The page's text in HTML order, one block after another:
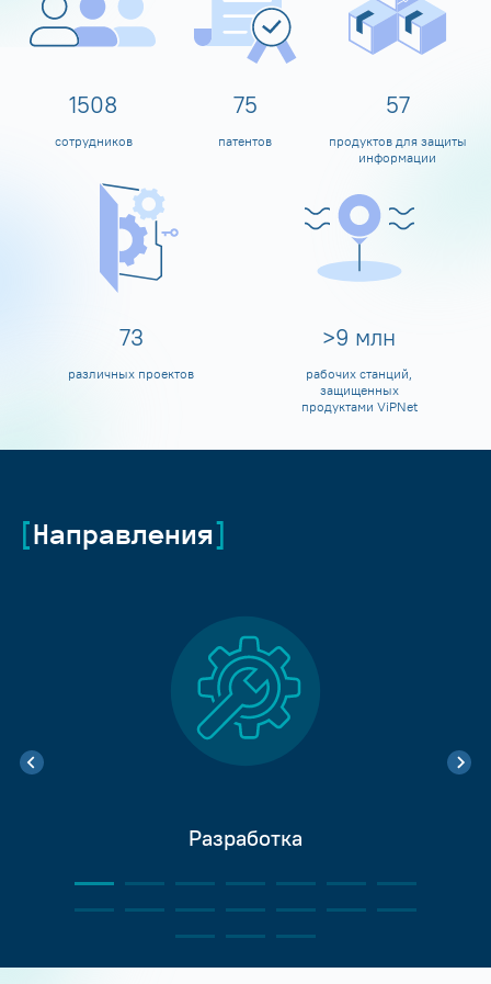
1600
сотрудников
80
патентов
60
продуктов для защиты
информации
80
различных проектов
>10 млн
рабочих станций,
защищенных
продуктами ViPNet
Направления
Разработка